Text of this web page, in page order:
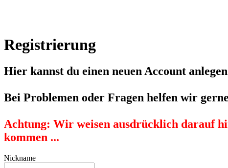
Registrierung
Hier kannst du einen neuen Account
Bei Problemen oder Fragen helfen wir
Achtung: Wir weisen ausdrücklich darauf
kommen ...
Nickname